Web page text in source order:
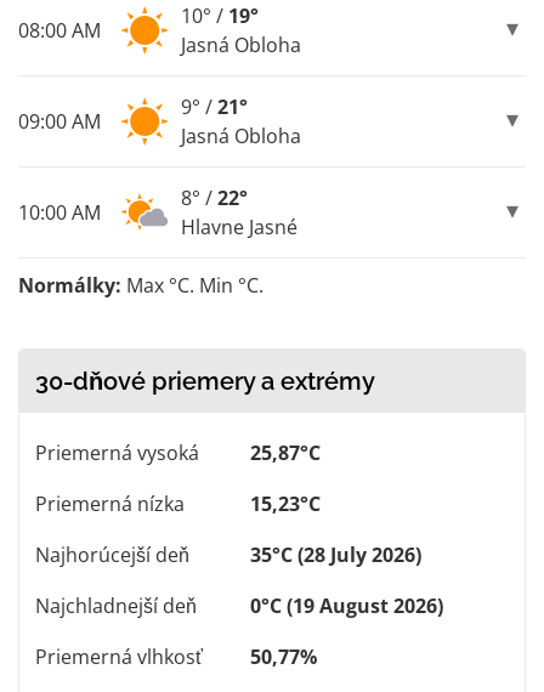
08:00 AM
10° / 19°
Jasná Obloha
09:00 AM
9° /21°
Jasná Obloha
10:00 AM
8° /22°
Hlavne Jasné
Normálky: Max °C. Min °C.
30-dňové priemery a extrémy
Priemerná vysoká
25,87°C
Priemerná nízka
15,23°C
Najhorúcejší deň
35°C (28 July 2026)
Najchladnejší deň
0°C (19 August 2026)
Priemerná vlhkosť
50,77%